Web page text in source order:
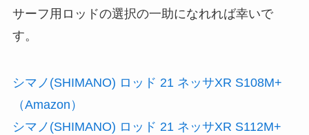
サーフ用ロッドの選択の一助になれれば幸いで
す。
シマノ(SHIMANO) ロッド 21 ネッサXR S108M+
（Amazon）
シマノ(SHIMANO) ロッド 21 ネッサXR S112M+